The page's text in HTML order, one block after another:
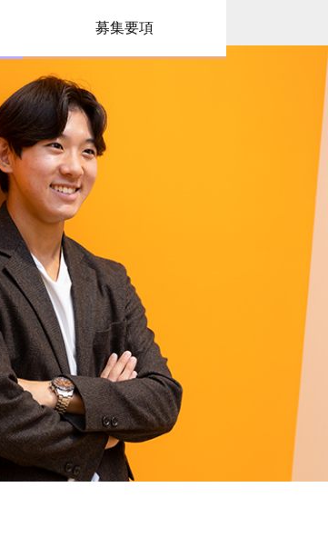
募集要項